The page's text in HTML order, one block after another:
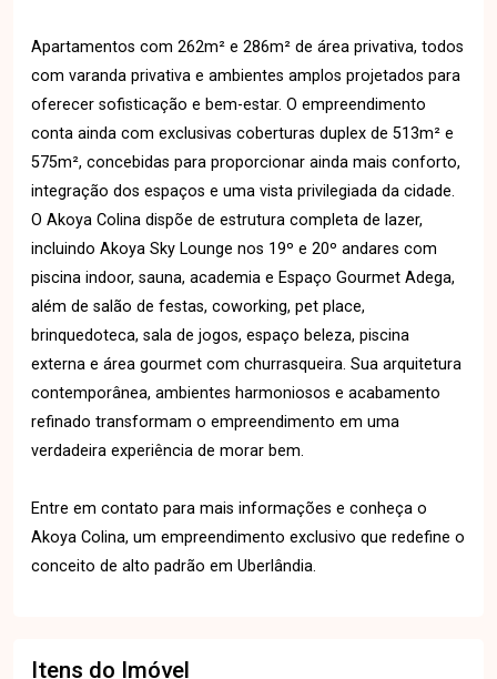
Apartamentos com 262m² e 286m² de área privativa, todos
com varanda privativa e ambientes amplos projetados para
oferecer sofisticação e bem-estar. O empreendimento
conta ainda com exclusivas coberturas duplex de 513m² e
575m², concebidas para proporcionar ainda mais conforto,
integração dos espaços e uma vista privilegiada da cidade.
O Akoya Colina dispõe de estrutura completa de lazer,
incluindo Akoya Sky Lounge nos 19º e 20º andares com
piscina indoor, sauna, academia e Espaço Gourmet Adega,
além de salão de festas, coworking, pet place,
brinquedoteca, sala de jogos, espaço beleza, piscina
externa e área gourmet com churrasqueira. Sua arquitetura
contemporânea, ambientes harmoniosos e acabamento
refinado transformam o empreendimento em uma
verdadeira experiência de morar bem.
Entre em contato para mais informações e conheça o
Akoya Colina, um empreendimento exclusivo que redefine o
conceito de alto padrão em Uberlândia.
Itens do Imóvel